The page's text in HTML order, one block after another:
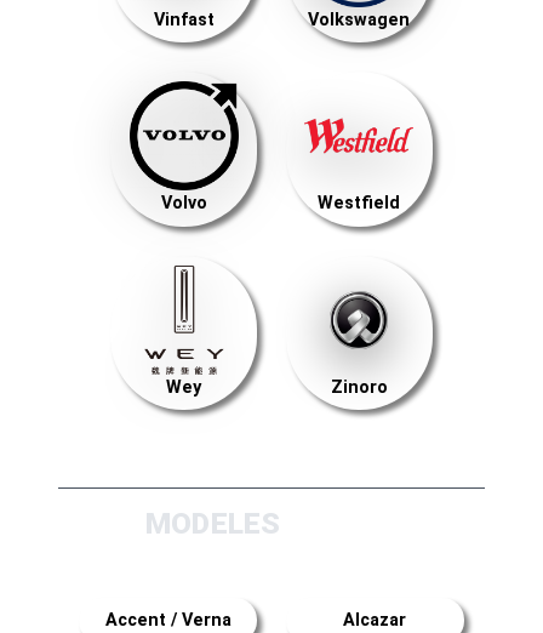
Vinfast Volkswagen
Volvo Westfield
Wey Zinoro
MODELES
Accent / Verna Alcazar